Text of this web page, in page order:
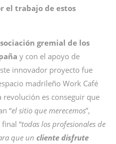
el trabajo de estos
gremial de los
y con el apoyo de
innovador proyecto fue
madrileño Work Café
revolución es conseguir que
“el sitio que merecemos”,
“todas los profesionales de
que un cliente disfrute